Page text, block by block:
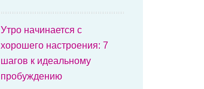
Утро начинается с
хорошего настроения: 7
шагов к идеальному
пробуждению